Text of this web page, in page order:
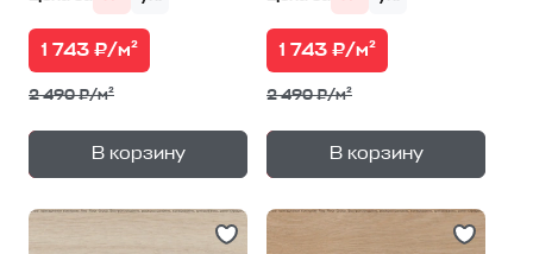
1 743 ₽/м²
2 490 ₽/м²
В корзину
— 1уп.
1 743 ₽/м²
2 490 ₽/м²
В корзину
— 1уп.